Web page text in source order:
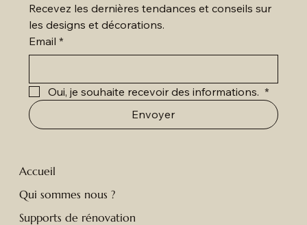
Accueil
Qui sommes nous ?
Supports de rénovation
Recevez les dernières tendances et conseils sur
les designs et décorations.
Email *
Oui, je souhaite recevoir des informations. *
Envoyer